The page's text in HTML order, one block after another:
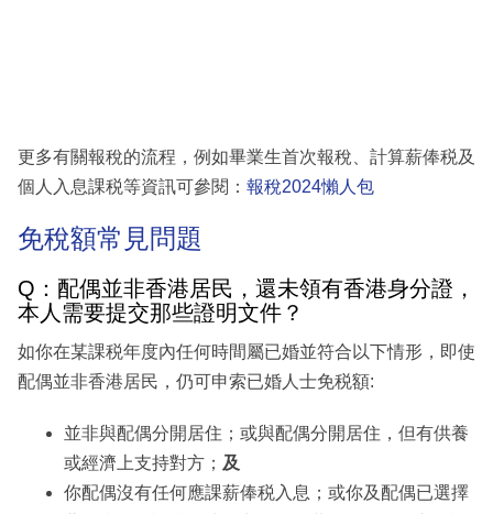
更多有關報稅的流程，例如畢業生首次報稅、計算薪俸税及
個人入息課税等資訊可參閱： 報稅2024懶人包
免稅額常見問題
Q：配偶並非香港居民，還未領有香港身分證，
本人需要提交那些證明文件？
如你在某課税年度內任何時間屬已婚並符合以下情形，即使
配偶並非香港居民，仍可申索已婚人士免税額:
並非與配偶分開居住；或與配偶分開居住，但有供養
或經濟上支持對方； 及
你配偶沒有任何應課薪俸税入息；或你及配偶已選擇